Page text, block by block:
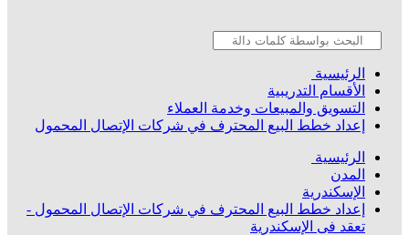
الرئيسية
الأقسام التدريبية
التسويق والمبيعات وخدمة العملاء
إعداد خطط البيع المحترف في شركات الإتصال المحمول
الرئيسية
المدن
الإسكندرية
إعداد خطط البيع المحترف في شركات الإتصال المحمول -
تعقد فى الإسكندرية